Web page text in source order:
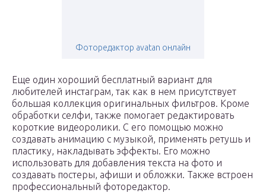
Фоторедактор avatan онлайн
Еще один хороший бесплатный вариант для
любителей инстаграм, так как в нем присутствует
большая коллекция оригинальных фильтров. Кроме
обработки селфи, также помогает редактировать
короткие видеоролики. С его помощью можно
создавать анимацию с музыкой, применять ретушь и
пластику, накладывать эффекты. Его можно
использовать для добавления текста на фото и
создавать постеры, афиши и обложки. Также встроен
профессиональный фоторедактор.